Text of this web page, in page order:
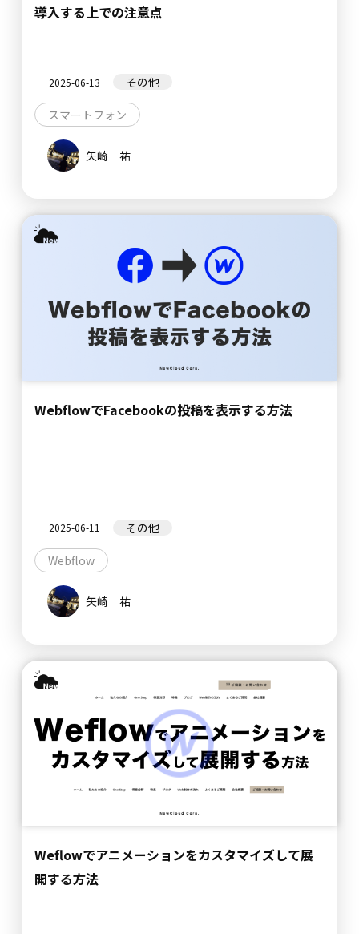
導入する上での注意点
2025-06-13 その他
スマートフォン
矢崎 祐
WebflowでFacebookの投稿を表示する方法
2025-06-11 その他
Webflow
矢崎 祐
Weflowでアニメーションをカスタマイズして展
開する方法